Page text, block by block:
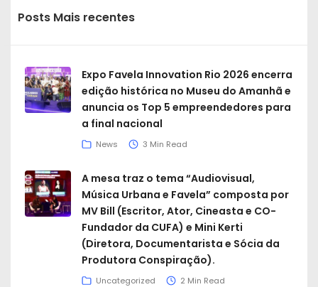
Posts Mais recentes
Expo Favela Innovation Rio 2026 encerra
edição histórica no Museu do Amanhã e
anuncia os Top 5 empreendedores para
a final nacional
News 3 Min Read
A mesa traz o tema “Audiovisual,
Música Urbana e Favela” composta por
MV Bill (Escritor, Ator, Cineasta e CO-
Fundador da CUFA) e Mini Kerti
(Diretora, Documentarista e Sócia da
Produtora Conspiração).
Uncategorized 2 Min Read